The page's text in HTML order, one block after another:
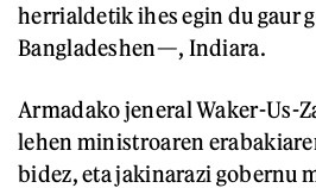
herrialdetik ihes egin du gaur
Bangladeshen—, Indiara.
Armadako jeneral Waker-Us-
lehen ministroaren
bidez, eta jakinarazi gobernu